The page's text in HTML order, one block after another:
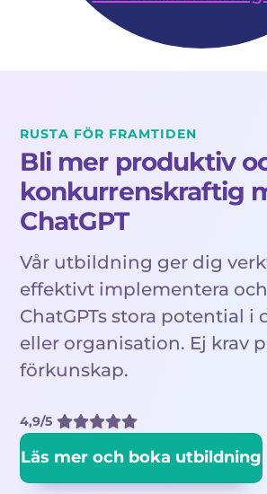
RUSTA FÖR FRAMTIDEN
Bli mer produktiv
konkurrenskraftig
ChatGPT
Vår utbildning ger dig
effektivt implementera
ChatGPTs stora potential i
eller organisation. Ej krav
förkunskap.
4,9/5
Läs mer och boka utbildning